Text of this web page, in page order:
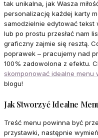
tak unikalna, jak Wasza
personalizację każdej karty
samodzielnie edytować tekst
lub po prostu przesłać nam
graficzny zajmie się resztą.
poprawek – pracujemy nad
100% zadowolona z efektu.
skomponować idealne menu
blogu!
Jak Stworzyć Idealne
Treść menu powinna być
przystawki, następnie